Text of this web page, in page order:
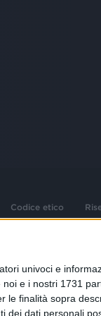
univoci e
e i nostri 1731
le finalità sopra
dei dati personali
Codice etico